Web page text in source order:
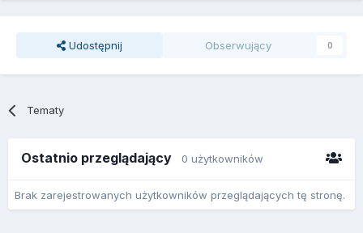
Udostępnij Obserwujący 0
Tematy
Ostatnio przeglądający 0 użytkowników
Brak zarejestrowanych użytkowników przeglądających tę stronę.